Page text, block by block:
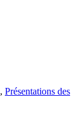
, Présentations des